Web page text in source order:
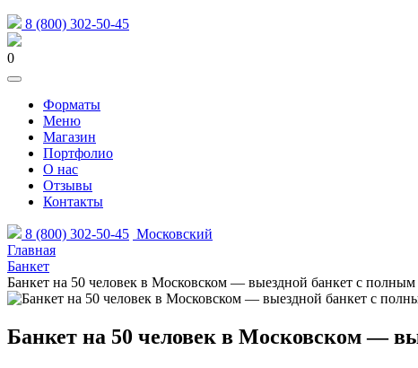
8 (800) 302-50-45
0
Форматы
Меню
Магазин
Портфолио
О нас
Отзывы
Контакты
8 (800) 302-50-45 Московский
Главная
Банкет
Банкет на 50 человек в Московском — выездной банкет с
Банкет на 50 человек в Московском —